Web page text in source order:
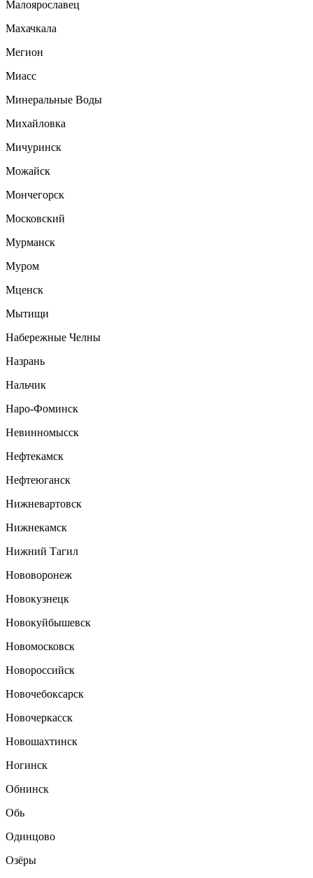
Малоярославец
Махачкала
Мегион
Миасс
Минеральные Воды
Михайловка
Мичуринск
Можайск
Мончегорск
Московский
Мурманск
Муром
Мценск
Мытищи
Набережные Челны
Назрань
Нальчик
Наро-Фоминск
Невинномысск
Нефтекамск
Нефтеюганск
Нижневартовск
Нижнекамск
Нижний Тагил
Нововоронеж
Новокузнецк
Новокуйбышевск
Новомосковск
Новороссийск
Новочебоксарск
Новочеркасск
Новошахтинск
Ногинск
Обнинск
Обь
Одинцово
Озёры